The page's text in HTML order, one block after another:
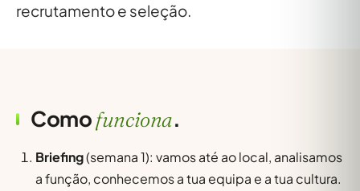
recrutamento e seleção.
Comofunciona.
Briefing(semana 1): vamos até ao local, analisamos
a função, conhecemos a tua equipa e a tua cultura.